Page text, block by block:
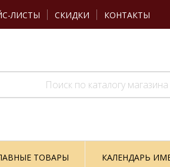
ЛИСТЫ СКИДКИ КОНТАКТЫ
ТОВАРЫ КАЛЕНДАРЬ